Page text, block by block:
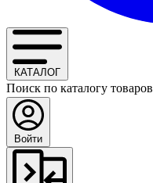
КАТАЛОГ
Поиск по каталогу товаров
Войти